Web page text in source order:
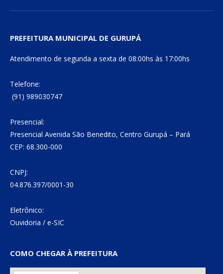
PREFEITURA MUNICIPAL DE GURUPÁ
Atendimento de segunda a sexta de 08:00hs às 17:00hs
Telefone:
(91) 989030747
Presencial:
Presencial Avenida São Benedito, Centro Gurupá – Pará
CEP: 68.300-000
CNPJ:
04.876.397/0001-30
Eletrônico:
Ouvidoria / e-SIC
COMO CHEGAR À PREFEITURA